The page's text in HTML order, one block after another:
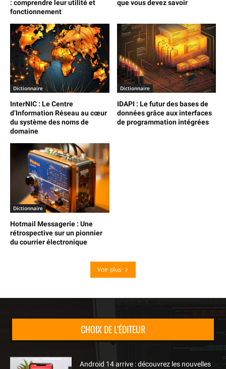
: comprendre leur utilité et
fonctionnement
que vous devez savoir
Dictionnaire
InterNIC : Le Centre
d’Information Réseau au cœur
du système des noms de
domaine
Dictionnaire
IDAPI : Le futur des bases de
données grâce aux interfaces
de programmation intégrées
Dictionnaire
Hotmail Messagerie : Une
rétrospective sur un pionnier
du courrier électronique
Voir plus
CHOIX DE L'ÉDITEUR
Android 14 arrive : découvrez les nouvelles